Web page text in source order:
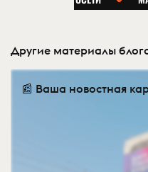
Другие материалы
📰 Ваша новостная